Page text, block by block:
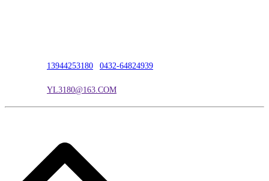
13944253180 0432-64824939
YL3180@163.COM